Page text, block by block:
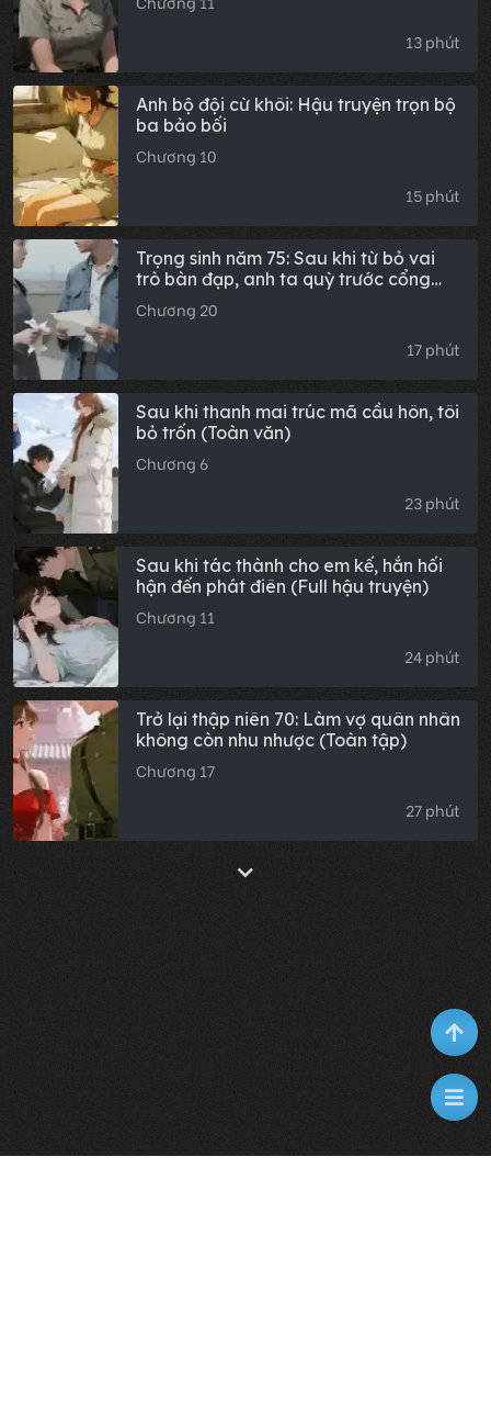
13 phút
Anh bộ đội cừ khôi: Hậu truyện trọn bộ
ba bảo bối
Chương 10
15 phút
Trọng sinh năm 75: Sau khi từ bỏ vai
trò bàn đạp, anh ta quỳ trước cổng
Đại học Bắc Kinh cầu xin tôi tái hợp
Chương 20
17 phút
Sau khi thanh mai trúc mã cầu hôn, tôi
bỏ trốn (Toàn văn)
Chương 6
23 phút
Sau khi tác thành cho em kế, hắn hối
hận đến phát điên (Full hậu truyện)
Chương 11
24 phút
Trở lại thập niên 70: Làm vợ quân nhân
không còn nhu nhược (Toàn tập)
Chương 17
27 phút